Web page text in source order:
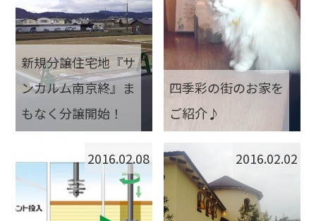
新規分譲住宅地『サ
ンカルム南京終』ま
もなく分譲開始！
四季彩の街のお家を
ご紹介♪
2016.02.08 2016.02.02